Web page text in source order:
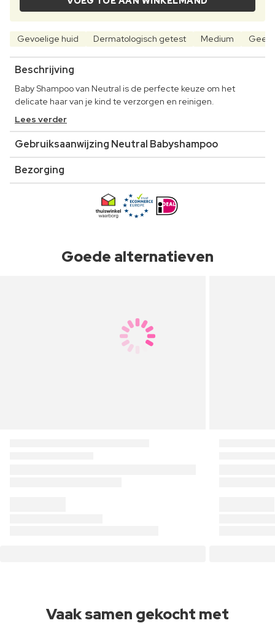
Gevoelige huid Dermatologisch getest Medium Geen
Beschrijving
Baby Shampoo van Neutral is de perfecte keuze om het
delicate haar van je kind te verzorgen en reinigen.
Lees verder
Gebruiksaanwijzing Neutral Babyshampoo
Bezorging
Goede alternatieven
Vaak samen gekocht met